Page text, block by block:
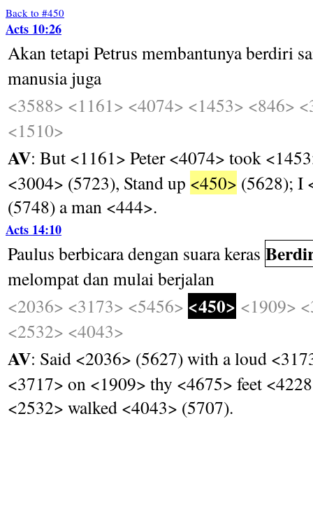
Back to #450
Acts 10:26
AkantetapiPetrus membantunyaberdiri
manusia juga
<3588> <1161> <4074> <1453> <846>
<1510>
AV: But <1161> Peter <4074> took
<3004> (5723), Stand up <450> (5628); I
(5748) a man <444>.
Acts 14:10
Paulus berbicaradengan suarakeras
melompatdanmulaiberjalan
<2036> <3173> <5456> <450> <1909>
<2532> <4043>
AV: Said <2036> (5627) with a loud
<3717> on <1909> thy <4675> feet
<2532> walked <4043> (5707).